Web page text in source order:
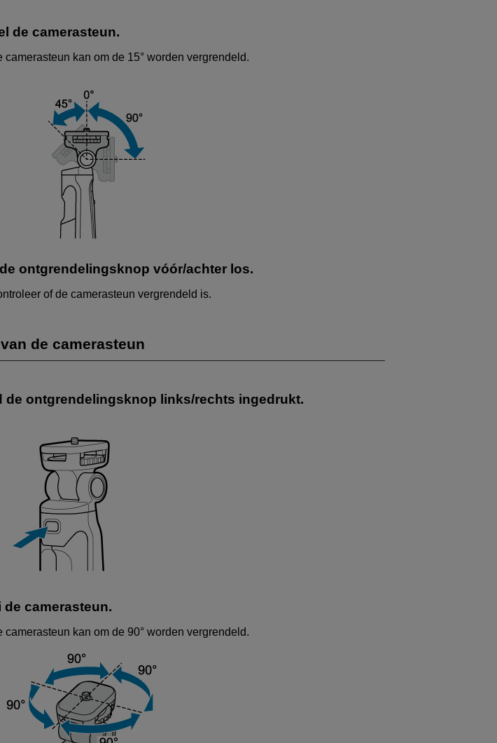
de camerasteun.
camerasteun kan om de 15° worden vergrendeld.
ontgrendelingsknop vóór/achter los.
of de camerasteun vergrendeld is.
de camerasteun
de ontgrendelingsknop links/rechts ingedrukt.
de camerasteun.
camerasteun kan om de 90° worden vergrendeld.